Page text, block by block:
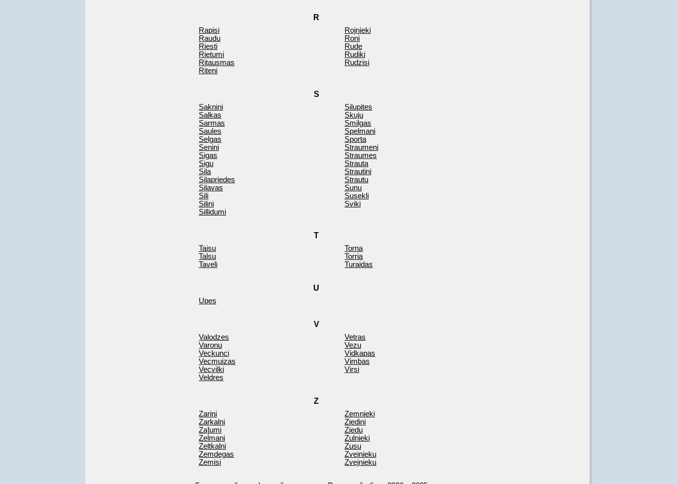
R
Rapisi
Raudu
Riesti
Rietumi
Ritausmas
Riteni
Rojnieki
Roni
Rude
Rudiki
Rudzisi
S
Saknini
Salkas
Sarmas
Saules
Selgas
Senini
Sigas
Sigu
Sila
Silapriedes
Silavas
Sili
Silini
Sillidumi
Silupites
Skuju
Smilgas
Spelmani
Sporta
Straumeni
Straumes
Strauta
Strautini
Strautu
Sunu
Susekli
Sviki
T
Taisu
Talsu
Taveli
Torna
Torria
Turaidas
U
Upes
V
Valodzes
Varonu
Veckunci
Vecmuizas
Vecvilki
Veldres
Vetras
Vezu
Vidkapas
Vimbas
Virsi
Z
Zarini
Zarkalni
Za]umi
Zelmani
Zeltkalni
Zemdegas
Zemisi
Zemnieki
Ziedini
Ziedu
Zulnieki
Zusu
Zveinieku
Zvejnieku